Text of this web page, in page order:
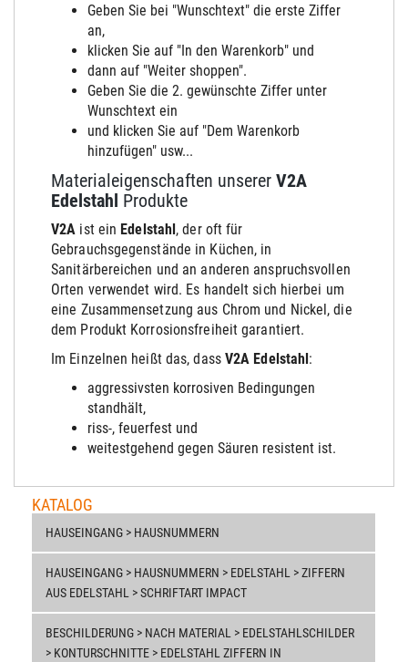
Geben Sie bei "Wunschtext" die erste Ziffer
an,
klicken Sie auf "In den Warenkorb" und
dann auf "Weiter shoppen".
Geben Sie die 2. gewünschte Ziffer unter
Wunschtext ein
und klicken Sie auf "Dem Warenkorb
hinzufügen" usw...
Materialeigenschaften unserer V2A
Edelstahl Produkte
V2A ist ein Edelstahl , der oft für
Gebrauchsgegenstände in Küchen, in
Sanitärbereichen und an anderen anspruchsvollen
Orten verwendet wird. Es handelt sich hierbei um
eine Zusammensetzung aus Chrom und Nickel, die
dem Produkt Korrosionsfreiheit garantiert.
Im Einzelnen heißt das, dass V2A Edelstahl :
aggressivsten korrosiven Bedingungen
stand hält,
riss-, feuerfest und
weitestgehend gegen Säuren resistent ist.
KATALOG
HAUSEINGANG > HAUSNUMMERN
HAUSEINGANG > HAUSNUMMERN > EDELSTAHL > ZIFFERN
AUS EDELSTAHL > SCHRIFTART IMPACT
BESCHILDERUNG > NACH MATERIAL > EDELSTAHLSCHILDER
> KONTURSCHNITTE > EDELSTAHL ZIFFERN IN